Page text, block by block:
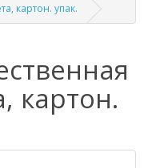
картон. упак.
картон.